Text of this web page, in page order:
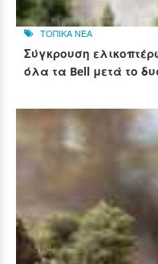
ΤΟΠΙΚΑ ΝΕΑ
Σύγκρουση
όλα τα Bell μετά το